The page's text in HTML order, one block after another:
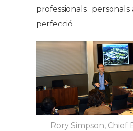
professionals i personals
perfecció.
Rory Simpson, Chief